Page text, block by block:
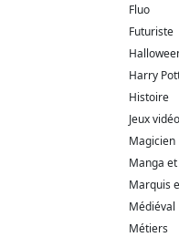
Fluo
Futuriste
Harry
Histoire
Jeux vidéo
Magicien
Manga
Marquis
Médiéval
Métiers